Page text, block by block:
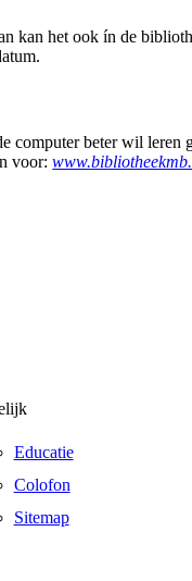
kan het ook ín de
computer beter wil leren
voor:
Educatie
Colofon
Sitemap